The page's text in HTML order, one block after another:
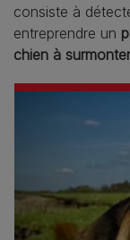
consiste à
entreprendre un
chien à